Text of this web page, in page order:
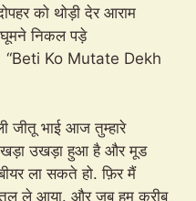
को थोड़ी देर आराम
घूमने निकल पड़े
Dekh
जीतू भाई आज तुम्हारे
उखड़ा हुआ है और मूड
ला सकते हो. फ़िर मैं
ले आया. और जब हम करीब